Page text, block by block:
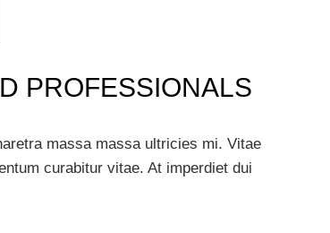
PROFESSIONALS
massa massa ultricies mi. Vitae
curabitur vitae. At imperdiet dui